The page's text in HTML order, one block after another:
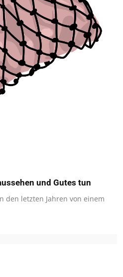
und Gutes tun
den letzten Jahren von einem